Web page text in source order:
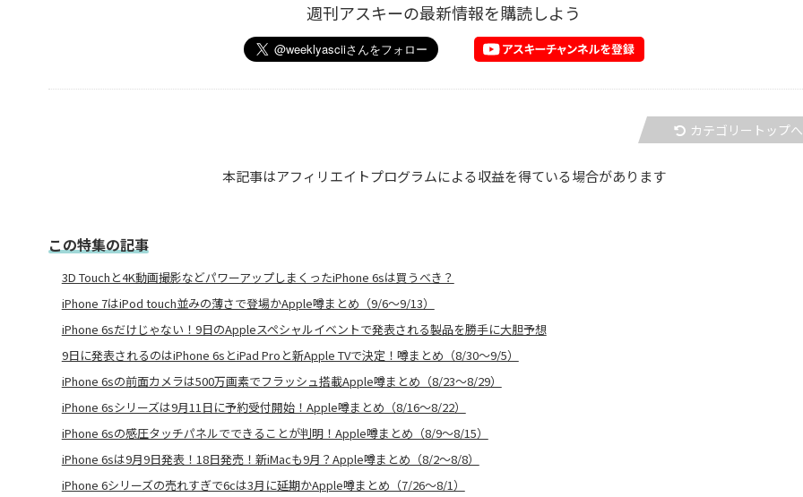
週刊アスキーの最新情報を購読しよう
カテゴリートップへ
本記事はアフィリエイトプログラムによる収益を得ている場合があります
この特集の記事
3D Touchと4K動画撮影などパワーアップしまくったiPhone 6sは買うべき？
iPhone 7はiPod touch並みの薄さで登場かApple噂まとめ（9/6〜9/13）
iPhone 6sだけじゃない！9日のAppleスペシャルイベントで発表される製品を勝手に大胆予想
9日に発表されるのはiPhone 6sとiPad Proと新Apple TVで決定！噂まとめ（8/30〜9/5）
iPhone 6sの前面カメラは500万画素でフラッシュ搭載Apple噂まとめ（8/23〜8/29）
iPhone 6sシリーズは9月11日に予約受付開始！Apple噂まとめ（8/16〜8/22）
iPhone 6sの感圧タッチパネルでできることが判明！Apple噂まとめ（8/9〜8/15）
iPhone 6sは9月9日発表！18日発売！新iMacも9月？Apple噂まとめ（8/2〜8/8）
iPhone 6シリーズの売れすぎで6cは3月に延期かApple噂まとめ（7/26〜8/1）